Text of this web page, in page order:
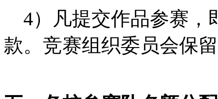
4）凡提交作品参赛，
款。竞赛组织委员会保